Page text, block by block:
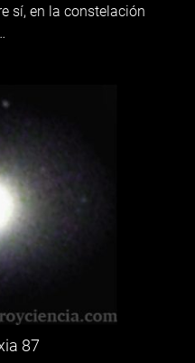
sí, en la constelación
87